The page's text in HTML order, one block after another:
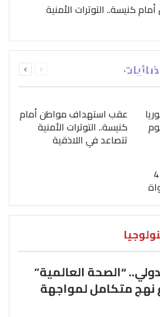
كنيسة.. التوترات الأمنية
الصفحةالصفحة
الدولي..
تؤكد
نهج متكامل
المخدرات
عقب استهداف مواطن أمام
كنيسة.. التوترات الأمنية
تتصاعد في اللاذقية
السياسية.. تركيا توقف 4
“الصحة العالمية”
نهج متكامل لمواجهة